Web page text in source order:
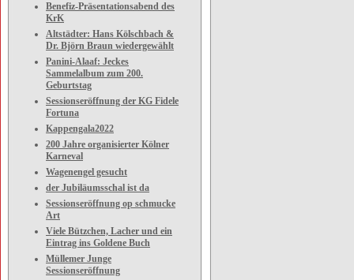
Benefiz-Präsentationsabend des
KrK
Altstädter: Hans Kölschbach &
Dr. Björn Braun wiedergewählt
Panini-Alaaf: Jeckes
Sammelalbum zum 200.
Geburtstag
Sessionseröffnung der KG Fidele
Fortuna
Kappengala2022
200 Jahre organisierter Kölner
Karneval
Wagenengel gesucht
der Jubiläumsschal ist da
Sessionseröffnung op schmucke
Art
Viele Bützchen, Lacher und ein
Eintrag ins Goldene Buch
Müllemer Junge
Sessionseröffnung